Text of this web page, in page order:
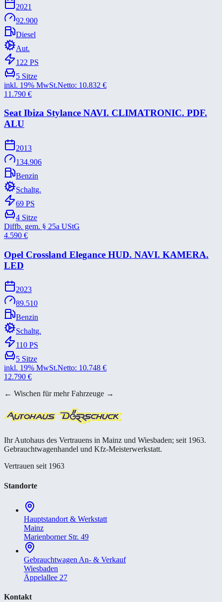
2021
92.900
Diesel
Aut.
122 PS
5 Sitze
inkl. 19% MwSt.Netto: 10.832 €
11.790 €
Seat Ibiza Stylance NAVI. CLIMATRONIC. PDF.
ALU
2013
134.906
Benzin
Schaltg.
69 PS
4 Sitze
Diffb. gem. § 25a UStG
4.590 €
Opel Crossland Elegance HUD. NAVI. KAMERA.
LED
2023
89.510
Benzin
Schaltg.
110 PS
5 Sitze
inkl. 19% MwSt.Netto: 10.748 €
12.790 €
← Wischen für mehr Fahrzeuge →
Ihr Autohaus des Vertrauens in Mainz und Wiesbaden; seit 1963.
Gebrauchtwagenhandel und Kfz-Meisterwerkstatt.
Vertrauen seit 1963
Standorte
Hauptstandort & Werkstatt
Mainz
Marienborner Str. 49
Gebrauchtwagen An- & Verkauf
Wiesbaden
Äppelallee 27
Kontakt